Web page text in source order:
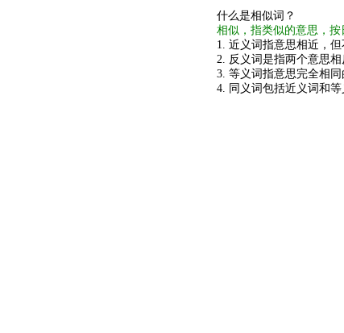
什么是相似词？
相似，指类似的意思，
1. 近义词指意思相近，但
2. 反义词是指两个意思相
3. 等义词指意思完全相同
4. 同义词包括近义词和等